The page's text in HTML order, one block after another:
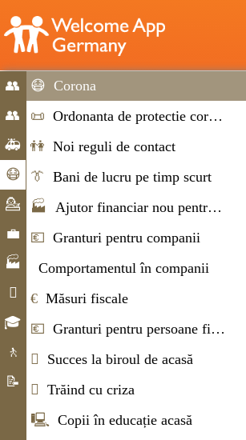
👥
Home
👥
Migrație
și
imigrație
🚑
Situaţii
de
urgenţă
😷
Ajutor
💁
Consiliere
💼
Piaţa
de
muncă
🏭
Companii

Viaţa
cotidiană
🎓
Oportunităţile
educaţionale
🚶
Sistemul
📝
Despre
Germania
😷 Corona
📜
Ordonanta de protectie corona
👫 Noi reguli de contact
👔 Bani de lucru pe timp scurt
🏭
Ajutor financiar nou pentru companii
💶 Granturi pentru companii
Comportamentul în companii
€ Măsuri fiscale
💶
Granturi pentru persoane fizice

Succes la biroul de acasă
 Trăind cu criza
🖳 Copii în educație acasă